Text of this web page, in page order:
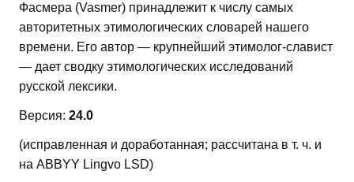
Фасмера (Vasmer) принадлежит к числу самых
авторитетных этимологических словарей нашего
времени. Его автор — крупнейший этимолог-славист
— дает сводку этимологических исследований
русской лексики.
Версия: 24.0
(исправленная и доработанная; рассчитана в т. ч. и
на ABBYY Lingvo LSD)